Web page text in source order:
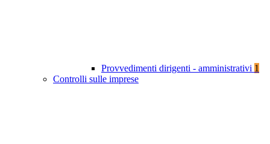
Provvedimenti dirigenti - amministrativi 1
Controlli sulle imprese